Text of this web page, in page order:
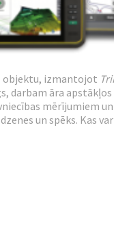
objektu, izmantojot
darbam āra
mērījumiem
un spēks. Kas